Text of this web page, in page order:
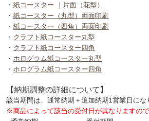
・紙コースター ｜片面（花型）
・紙コースター（丸型）両面印刷
・紙コースター（四角）両面印刷
・ クラフト紙コースター丸型
・ クラフト紙コースター四角
・ ホログラム紙コースター丸型
・ ホログラム紙コースター四角
【納期調整の詳細について】
該当期間は、通常納期＋追加納期1営業日にな
※商品によって該当の受付日が異なりますので